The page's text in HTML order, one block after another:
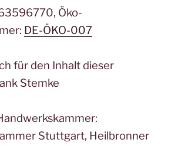
Öko-
DE-ÖKO-007
für den Inhalt dieser
Stemke
Stuttgart, Heilbronner